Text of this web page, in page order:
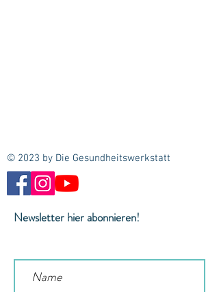
© 2023 by Die Gesundheitswerkstatt
Newsletter hier abonnieren!